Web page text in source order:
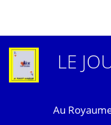
LE
Au